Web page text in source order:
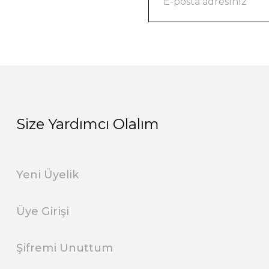
Size Yardımcı Olalım
Yeni Üyelik
Üye Girişi
Şifremi Unuttum